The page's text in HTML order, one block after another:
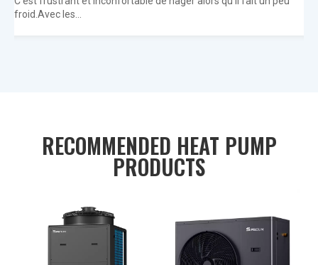
froid.Avec les...
RECOMMENDED HEAT PUMP
PRODUCTS